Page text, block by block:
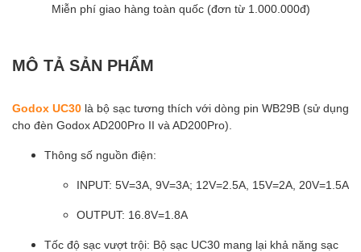
Miễn phí giao hàng toàn quốc (đơn từ 1.000.000đ)
MÔ TẢ SẢN PHẨM
Godox UC30 là bộ sạc tương thích với dòng pin WB29B (sử dụng
cho đèn Godox AD200Pro II và AD200Pro).
Thông số nguồn điện:
INPUT: 5V=3A, 9V=3A; 12V=2.5A, 15V=2A, 20V=1.5A
OUTPUT: 16.8V=1.8A
Tốc độ sạc vượt trội: Bộ sạc UC30 mang lại khả năng sạc